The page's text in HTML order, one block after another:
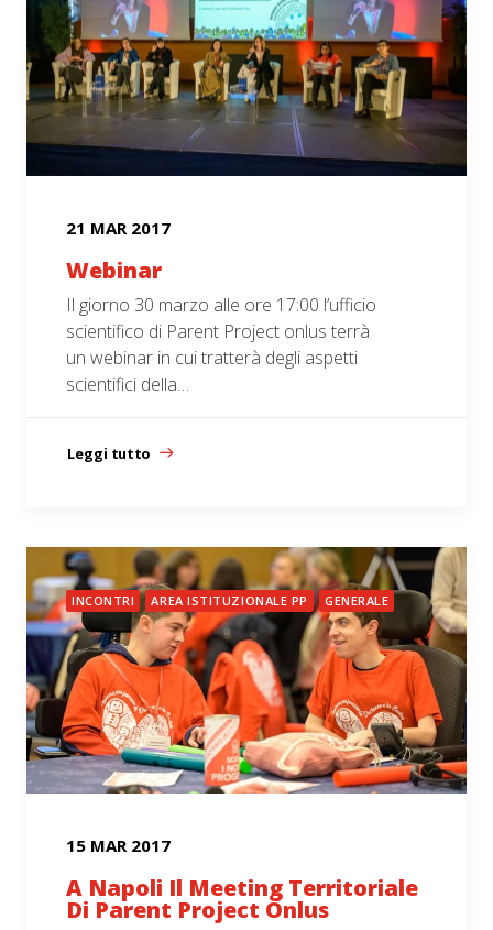
21 MAR 2017
Webinar
Il giorno 30 marzo alle ore 17:00 l’ufficio
scientifico di Parent Project onlus terrà
un webinar in cui tratterà degli aspetti
scientifici della…
Leggi tutto
INCONTRI AREA ISTITUZIONALE PP GENERALE
15 MAR 2017
A Napoli Il Meeting Territoriale
Di Parent Project Onlus